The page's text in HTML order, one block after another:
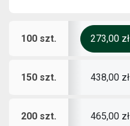
100 szt. 273,00 zł
150 szt. 438,00 zł
200 szt. 465,00 zł